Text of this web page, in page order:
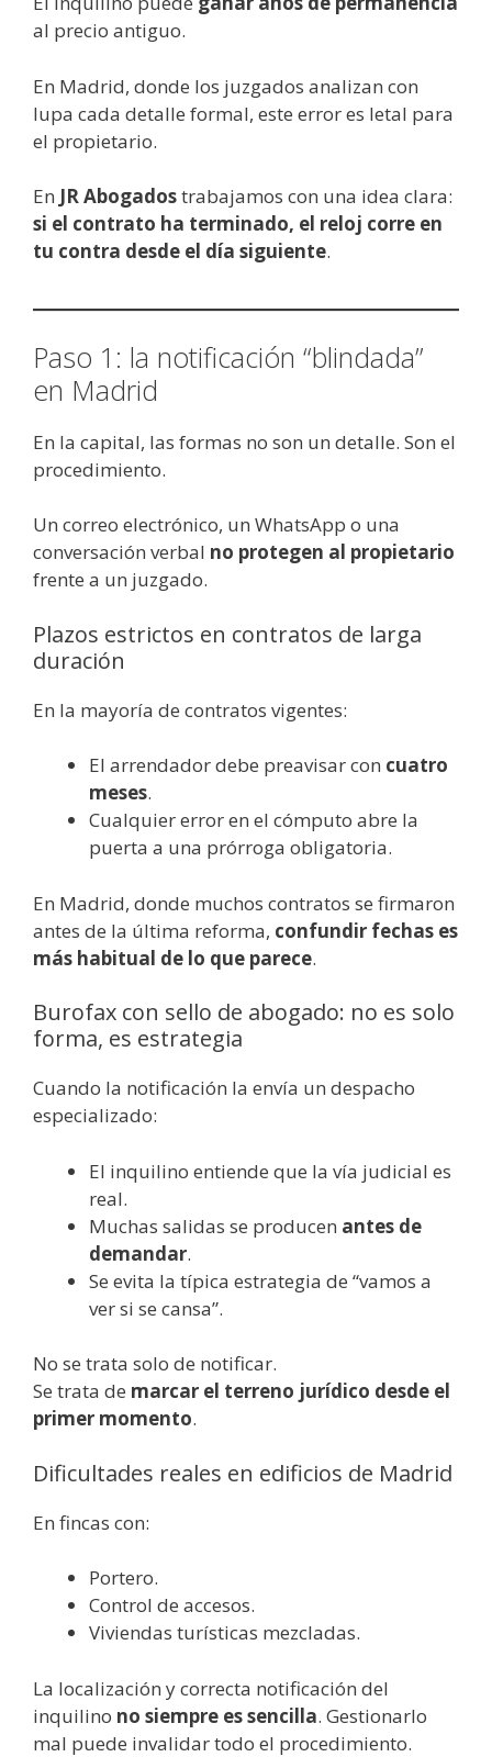
al precio antiguo.
En Madrid, donde los juzgados analizan con
lupa cada detalle formal, este error es letal para
el propietario.
En JR Abogadostrabajamos con una idea clara:
si el contrato ha terminado, el reloj corre en
tu contra desde el día siguiente.
Paso 1: la notificación “blindada”
en Madrid
En la capital, las formas no son un detalle. Son el
procedimiento.
Un correo electrónico, un WhatsApp o una
conversación verbal no protegen al propietario
frente a un juzgado.
Plazos estrictos en contratos de larga
duración
En la mayoría de contratos vigentes:
El arrendador debe preavisar con cuatro
meses.
Cualquier error en el cómputo abre la
puerta a una prórroga obligatoria.
En Madrid, donde muchos contratos se firmaron
antes de la última reforma, confundir fechas es
más habitual de lo que parece.
Burofax con sello de abogado: no es solo
forma, es estrategia
Cuando la notificación la envía un despacho
especializado:
El inquilino entiende que la vía judicial es
real.
Muchas salidas se producen antes de
demandar.
Se evita la típica estrategia de “vamos a
ver si se cansa”.
No se trata solo de notificar.
Se trata de marcar el terreno jurídico desde el
primer momento.
Dificultades reales en edificios de Madrid
En fincas con:
Portero.
Control de accesos.
Viviendas turísticas mezcladas.
La localización y correcta notificación del
inquilino no siempre es sencilla. Gestionarlo
mal puede invalidar todo el procedimiento.